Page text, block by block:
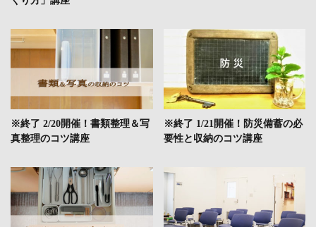
※終了 2/20開催！書類整理＆写
真整理のコツ講座
※終了 1/21開催！防災備蓄の必
要性と収納のコツ講座